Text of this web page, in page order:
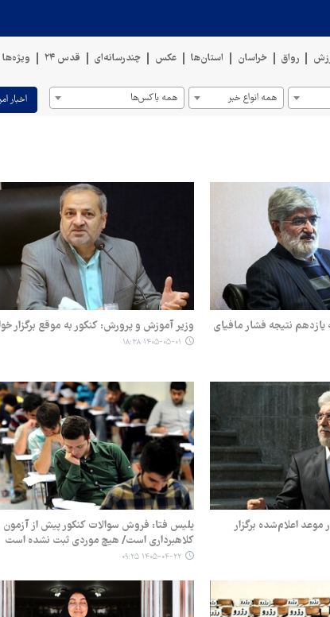
رواق خراسان استان‌ها عکس چندرسانه‌ای قدس ۲۴ ویژه‌ها
همه انواع خبر همه باکس‌ها اخبار
نتیجه فشار مافیای
وزیر آموزش و پرورش: کنکور به موقع برگزار
۱۴۰۵-۰۵-۰۱ ۱۸:۳۸
اعلام‌شده برگزار
پلیس فتا: فروش سوالات کنکور پیش از آزمون
کلاهبرداری است/ هیچ موردی ثبت نشده است
۱۴۰۵-۰۴-۲۲ ۰۹:۲۵